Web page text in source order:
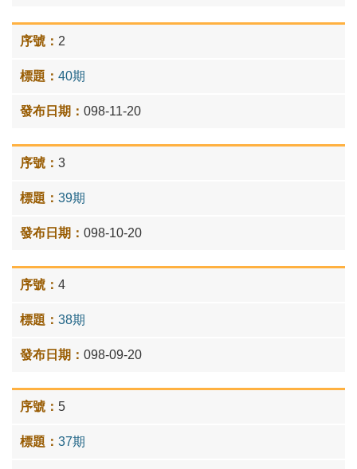
2
40期
098-11-20
3
39期
098-10-20
4
38期
098-09-20
5
37期